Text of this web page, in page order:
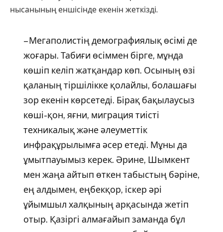
нысанының еншісінде екенін жеткізді.
– Мегаполистің демографиялық өсімі де
жоғары. Табиғи өсіммен бірге, мұнда
көшіп келіп жатқандар көп. Осының өзі
қаланың тіршілікке қолайлы, болашағы
зор екенін көрсетеді. Бірақ бақылаусыз
көші-қон, яғни, миграция тиісті
техникалық және әлеуметтік
инфрақұрылымға әсер етеді. Мұны да
ұмытпауымыз керек. Әрине, Шымкент
мен жаңа айтып өткен табыстың бәріне,
ең алдымен, еңбекқор, іскер әрі
ұйымшыл халқының арқасында жетіп
отыр. Қазіргі алмағайып заманда бұл